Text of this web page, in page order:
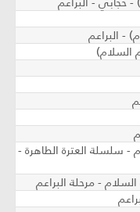
- البراعم
- سلسلة العترة الطاهرة -
- مرحلة البراعم